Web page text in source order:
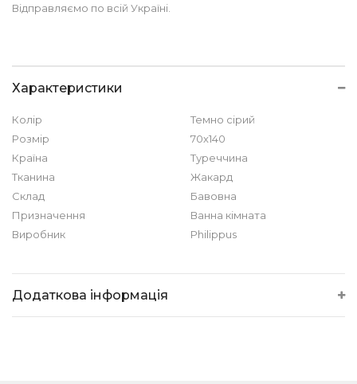
Відправляємо по всій Україні.
Характеристики
Колір
Темно сірий
Розмір
70х140
Країна
Туреччина
Тканина
Жакард
Склад
Бавовна
Призначення
Ванна кімната
Виробник
Philippus
Додаткова інформація